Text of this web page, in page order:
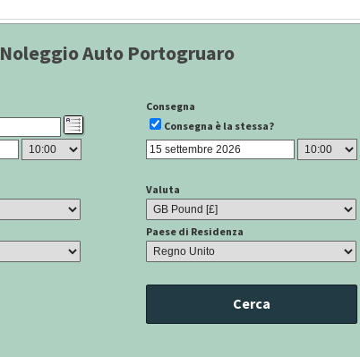
Noleggio Auto Portogruaro
Consegna
Consegna è la stessa?
Valuta
Paese di Residenza
Cerca